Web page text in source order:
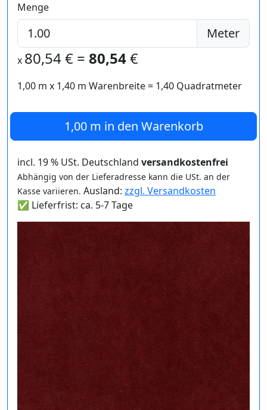
Menge
Meter
x 80,54€ = 80,54€
1,00 m x 1,40 m Warenbreite = 1,40 Quadratmeter
1,00 m in den Warenkorb
incl. 19 % USt. Deutschland versandkostenfrei
Abhängig von der Lieferadresse kann die USt. an der
Kasse variieren. Ausland: zzgl. Versandkosten
✅ Lieferfrist: ca. 5-7 Tage